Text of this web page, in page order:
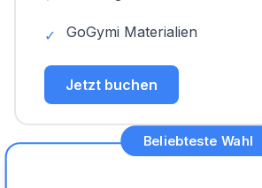
✓ GoGymi Materialien
Jetzt buchen
Beliebteste Wahl